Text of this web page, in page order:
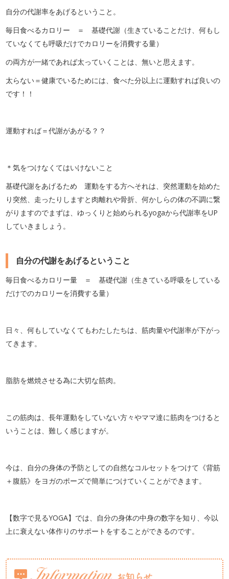
自分の代謝率をあげるということ。
毎日食べるカロリー ＝ 基礎代謝（生きていることだけ、何もし
ていなくても呼吸だけでカロリーを消費する量）
の両方が一緒であれば太っていくことは、無いと思えます。
太らない＝健康でいるためには、食べた分以上に運動すれば良いの
です！！
運動すれば＝代謝があがる？？
＊気をつけなくてはいけないこと
基礎代謝をあげるため 運動をする方へそれは、突然運動を始めた
り突然、走ったりしますと肉離れや骨折、何かしらの体の不調に繋
がりますのでまずは、ゆっくりと始められるyogaから代謝率をUP
していきましょう。
自分の代謝をあげるということ
毎日食べるカロリー量 ＝ 基礎代謝（生きている呼吸をしている
だけでのカロリーを消費する量）
日々、何もしていなくてもわたしたちは、筋肉量や代謝率が下がっ
てきます。
脂肪を燃焼させる為に大切な筋肉。
この筋肉は、長年運動をしていない方々やママ達に筋肉をつけると
いうことは、難しく感じますが。
今は、自分の身体の予防としての自然なコルセットをつけて《背筋
＋腹筋》をヨガのポーズで簡単につけていくことができます。
【数字で見るYOGA】では、自分の身体の中身の数字を知り、今以
上に衰えない体作りのサポートをすることができるのです。